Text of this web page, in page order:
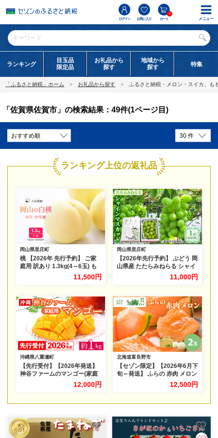
ログイン お気に入り カート
0
ランキング
目玉品
限定品
お礼品から
探す
地域から
探す
特集
「ふるさと納税」ホーム お礼品から探す ふるさと納税・メロン・スイカ、も
「佐賀県佐賀市」の検索結果：49件(1ページ目)
ランキング上位の返礼品
岡山県里庄町
桃 【2026年 先行予約】 ご家
庭用 訳あり 1.3kg(4～6玉) も
も モモ 国産 岡山 白桃 フルー
ツ 果物 旬 岡山県 里庄町 送料
11,500円
岡山県里庄町
【2026年先行予約】 ぶどう 岡
山県産 たたらみねらる シャイ
ンマスカット 1房(約600g)
《2026年8月下旬-10月下旬頃
果物 スイーツ 数量限定 期間限
定 岡山 里庄町
11,000円
沖縄県八重瀬町
【先行受付】【2026年発送】
神谷ファームのマンゴー(家庭
用)約1Kg - 先行予約 沖縄県産
産地直送 南国フルーツ 旬の味
ンゴー 沖縄県 八重瀬町
12,000円
北海道富良野市
【セゾン限定】【2026年6月下
旬～発送】 ふらの 赤肉 メロン
2玉入 計4kg前後 北海道 富良
野市 (相馬農園) メロン フルー
ト 道産 ジューシー おやつ ふ
12,500円
メニュー